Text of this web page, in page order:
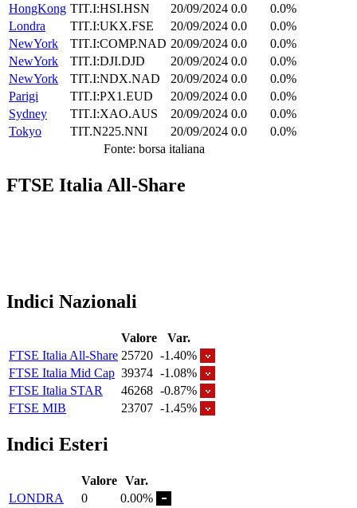
HongKong TIT.I:HSI.HSN 20/09/2024 0.0
0.0%
Londra
TIT.I:UKX.FSE 20/09/2024 0.0
0.0%
NewYork
TIT.I:COMP.NAD 20/09/2024 0.0
0.0%
NewYork
TIT.I:DJI.DJD 20/09/2024 0.0
0.0%
NewYork
TIT.I:NDX.NAD 20/09/2024 0.0
0.0%
Parigi
TIT.I:PX1.EUD 20/09/2024 0.0
0.0%
Sydney
TIT.I:XAO.AUS 20/09/2024 0.0
0.0%
Tokyo
TIT.N225.NNI 20/09/2024 0.0
0.0%
Fonte: borsa italiana
FTSE Italia All-Share
Indici Nazionali
Valore
Var.
FTSE Italia All-Share 25720 -1.40%
FTSE Italia Mid Cap 39374 -1.08%
FTSE Italia STAR
46268 -0.87%
FTSE MIB
23707 -1.45%
Indici Esteri
Valore Var.
LONDRA
0
0.00%